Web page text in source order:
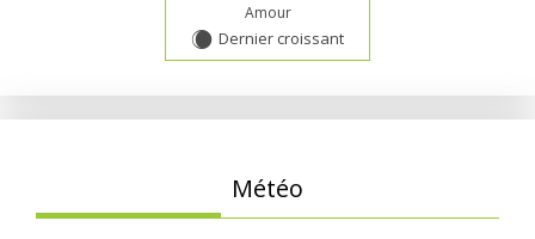
Amour
X Dernier croissant
Météo